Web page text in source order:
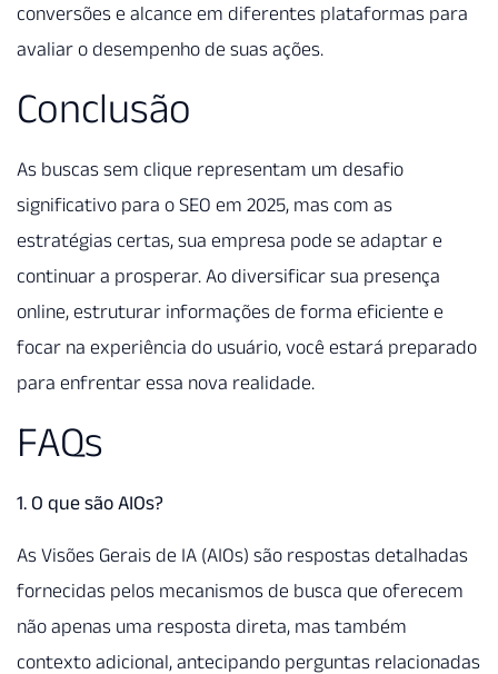
conversões e alcance em diferentes plataformas para
avaliar o desempenho de suas ações.
Conclusão
As buscas sem clique representam um desafio
significativo para o SEO em 2025, mas com as
estratégias certas, sua empresa pode se adaptar e
continuar a prosperar. Ao diversificar sua presença
online, estruturar informações de forma eficiente e
focar na experiência do usuário, você estará preparado
para enfrentar essa nova realidade.
FAQs
1. O que são AIOs?
As Visões Gerais de IA (AIOs) são respostas detalhadas
fornecidas pelos mecanismos de busca que oferecem
não apenas uma resposta direta, mas também
contexto adicional, antecipando perguntas relacionadas